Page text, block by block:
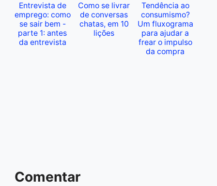
Entrevista de
emprego: como
se sair bem -
parte 1: antes
da entrevista
Como se livrar
de conversas
chatas, em 10
lições
Tendência ao
consumismo?
Um fluxograma
para ajudar a
frear o impulso
da compra
Comentar